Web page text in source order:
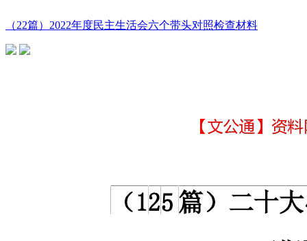
（22篇）2022年度民主生活会六个带头对照检查材料